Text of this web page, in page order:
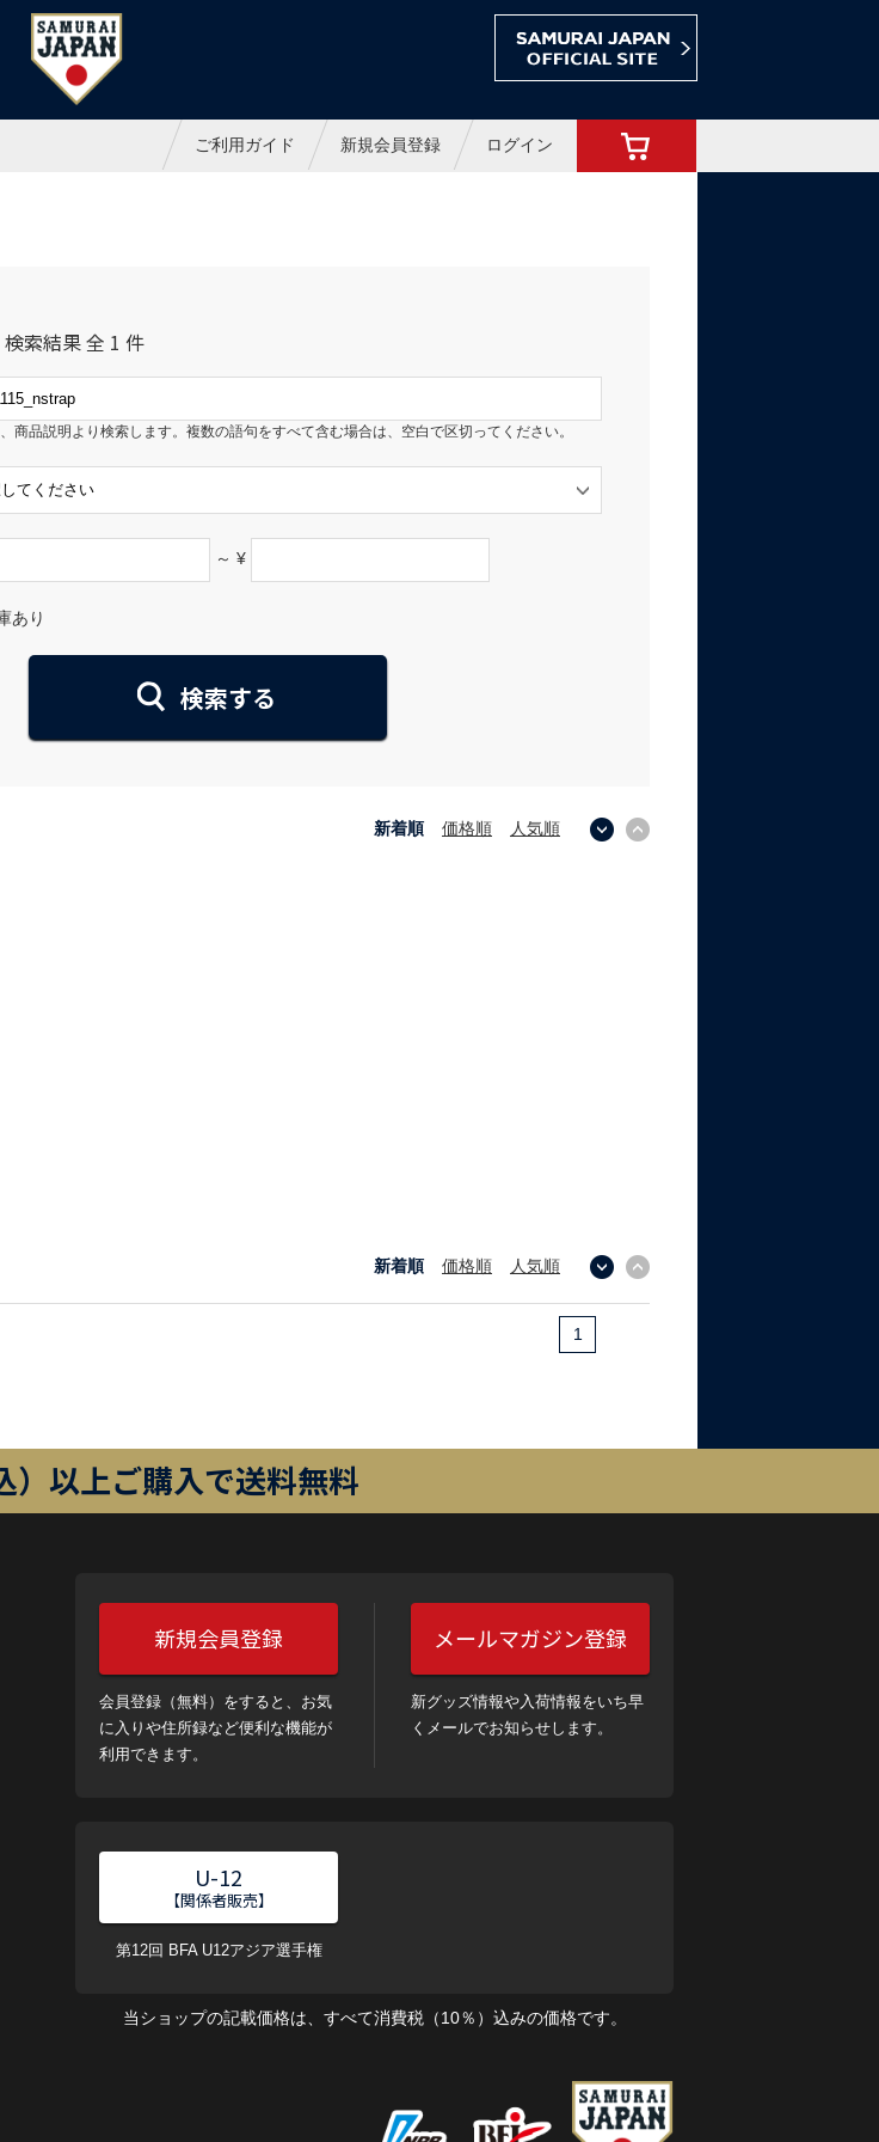
ャルオンラインショップ
ご利用ガイド 新規会員登録 ログイン
検索結果 全 1 件
商品説明より検索します。複数の語句をすべて含む場合は、空白で区切ってください。
～ ¥
あり
新着順 価格順 人気順
新着順 価格順 人気順
1
）以上ご購入で送料無料
新規会員登録
会員登録（無料）をすると、お気
に入りや住所録など便利な機能が
利用できます。
メールマガジン登録
新グッズ情報や入荷情報をいち早
くメールでお知らせします。
U-12
【関係者販売】
第12回 BFA U12アジア選手権
当ショップの記載価格は、すべて消費税（10％）込みの価格です。